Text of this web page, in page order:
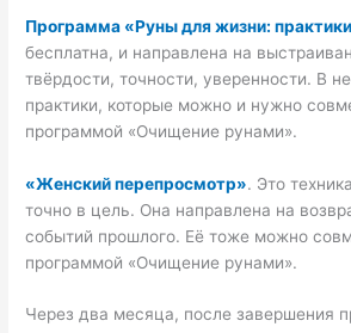
Программа «Руны для жизни:
бесплатна, и направлена на
твёрдости, точности, уверенности. В
практики, которые можно и нужно
программой «Очищение рунами».
«Женский перепросмотр». Это
точно в цель. Она направлена на
событий прошлого. Её тоже можно
программой «Очищение рунами».
Через два месяца, после завершения